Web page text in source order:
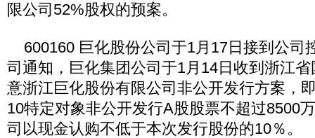
限公司52%股权的预案。
600160 巨化股份公司于1月17日接到公司
司通知，巨化集团公司于1月14日收到浙江
意浙江巨化股份有限公司非公开发行方案，
10特定对象非公开发行A股股票不超过8500
司以现金认购不低于本次发行股份的10％。